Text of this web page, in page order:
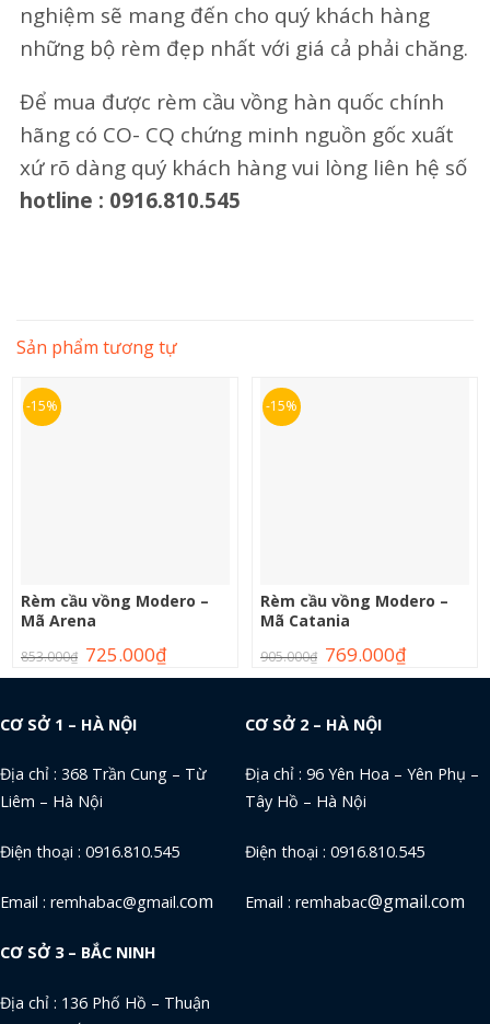
nghiệm sẽ mang đến cho quý khách hàng
những bộ rèm đẹp nhất với giá cả phải chăng.
Để mua được rèm cầu vồng hàn quốc chính
hãng có CO- CQ chứng minh nguồn gốc xuất
xứ rõ dàng quý khách hàng vui lòng liên hệ số
hotline : 0916.810.545
Sản phẩm tương tự
-15%
Rèm cầu vồng Modero –
Mã Arena
853.000₫ 725.000₫
-15%
Rèm cầu vồng Modero –
Mã Catania
905.000₫ 769.000₫
CƠ SỞ 1 – HÀ NỘI
Địa chỉ : 368 Trần Cung – Từ
Liêm – Hà Nội
Điện thoại : 0916.810.545
Email : remhabac@gmail.com
CƠ SỞ 2 – HÀ NỘI
Địa chỉ : 96 Yên Hoa – Yên Phụ –
Tây Hồ – Hà Nội
Điện thoại : 0916.810.545
Email : remhabac@gmail.com
CƠ SỞ 3 – BẮC NINH
Địa chỉ : 136 Phố Hồ – Thuận